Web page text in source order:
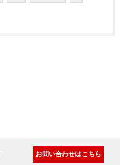
お問い合わせはこちら